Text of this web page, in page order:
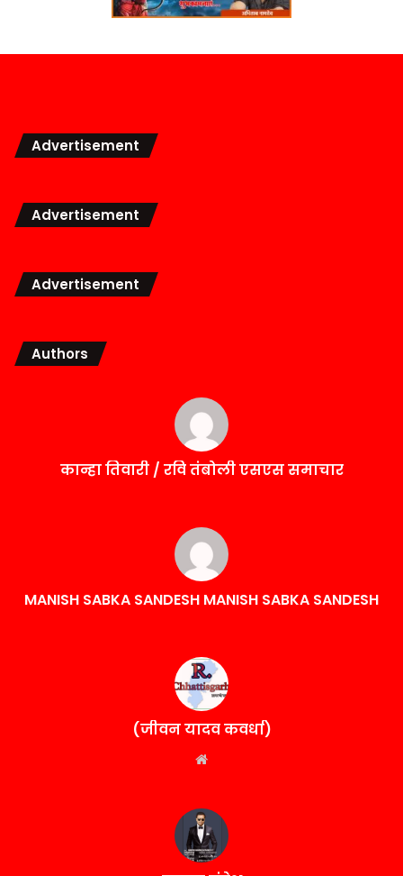
Advertisement
Advertisement
Advertisement
Authors
कान्हा तिवारी / रवि तंबोली एसएस समाचार
MANISH SABKA SANDESH MANISH SABKA SANDESH
(जीवन यादव कवर्धा)